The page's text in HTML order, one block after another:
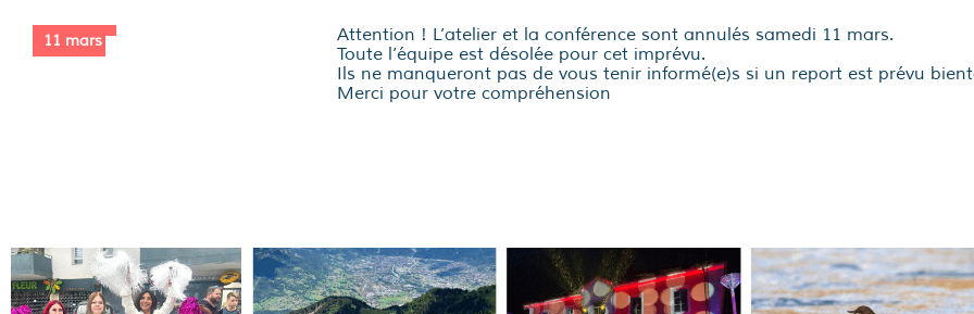
11 mars
Attention ! L’atelier et la conférence sont annulés samedi 11 mars.
Toute l’équipe est désolée pour cet imprévu.
Ils ne manqueront pas de vous tenir informé(e)s si un report est prévu
Merci pour votre compréhension